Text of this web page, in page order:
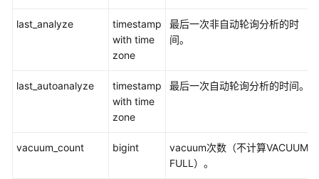
使
last_analyze
timestamp
with time
zone
最后一次非自动轮询分析的时
间。
last_autoanalyze
timestamp
with time
zone
最后一次自动轮询分析的时间。
vacuum_count bigint
vacuum次数（不计算VACUUM
FULL）。